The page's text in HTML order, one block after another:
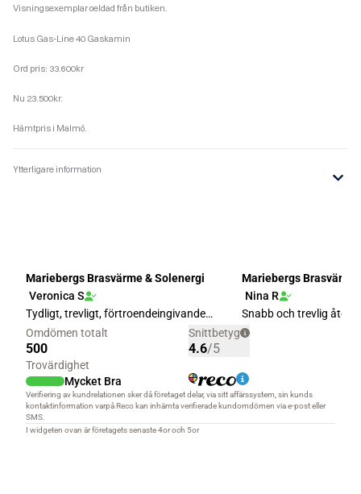
Visningsexemplar oeldad från butiken.
Lotus Gas-Line 40 Gaskamin
Ord pris: 33.600kr
Nu 23.500kr.
Hämtpris i Malmö.
Ytterligare information